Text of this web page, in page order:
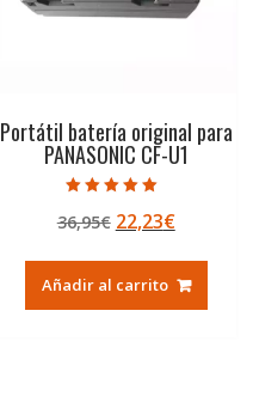
Portátil batería original para
PANASONIC CF-U1
5.00
de 5
36,95€ El
original
era:
22,23€El
actual
es:
Añadir al carrito